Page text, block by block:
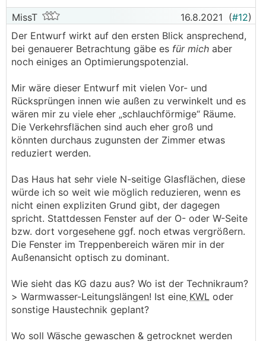
MissT 16.8.2021 (#12)
Der Entwurf wirkt auf den ersten Blick ansprechend,
bei genauerer Betrachtung gäbe es für mich aber
noch einiges an Optimierungspotenzial.
Mir wäre dieser Entwurf mit vielen Vor- und
Rücksprüngen innen wie außen zu verwinkelt und es
wären mir zu viele eher „schlauchförmige“ Räume.
Die Verkehrsflächen sind auch eher groß und
könnten durchaus zugunsten der Zimmer etwas
reduziert werden.
Das Haus hat sehr viele N-seitige Glasflächen, diese
würde ich so weit wie möglich reduzieren, wenn es
nicht einen expliziten Grund gibt, der dagegen
spricht. Stattdessen Fenster auf der O- oder W-Seite
bzw. dort vorgesehene ggf. noch etwas vergrößern.
Die Fenster im Treppenbereich wären mir in der
Außenansicht optisch zu dominant.
Wie sieht das KG dazu aus? Wo ist der Technikraum?
> Warmwasser-Leitungslängen! Ist eine KWL oder
sonstige Haustechnik geplant?
Wo soll Wäsche gewaschen & getrocknet werden